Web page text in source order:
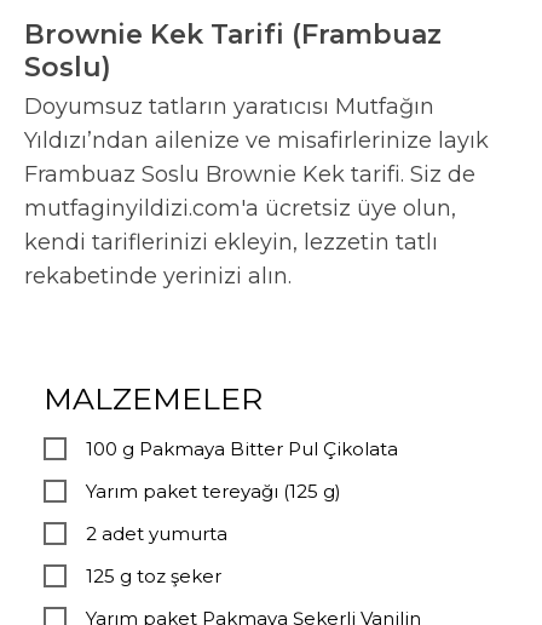
Brownie Kek Tarifi (Frambuaz
Soslu)
Doyumsuz tatların yaratıcısı Mutfağın
Yıldızı’ndan ailenize ve misafirlerinize layık
Frambuaz Soslu Brownie Kek tarifi. Siz de
mutfaginyildizi.com'a ücretsiz üye olun,
kendi tariflerinizi ekleyin, lezzetin tatlı
rekabetinde yerinizi alın.
MALZEMELER
100 g Pakmaya Bitter Pul Çikolata
Yarım paket tereyağı (125 g)
2 adet yumurta
125 g toz şeker
Yarım paket Pakmaya Şekerli Vanilin